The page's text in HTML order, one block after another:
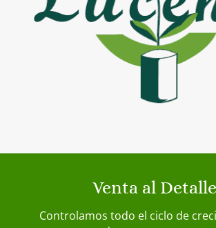
Venta al Detalle
Controlamos todo el ciclo de